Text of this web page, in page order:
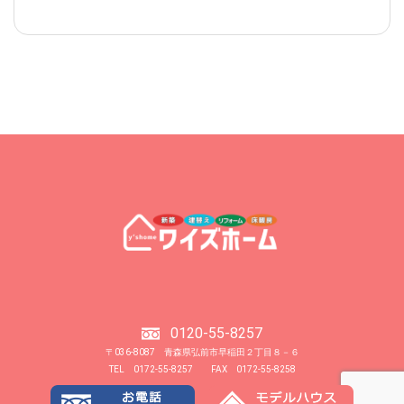
0120-55-8257
〒036-8087 青森県弘前市早稲田２丁目８－６
TEL 0172-55-8257 FAX 0172-55-8258